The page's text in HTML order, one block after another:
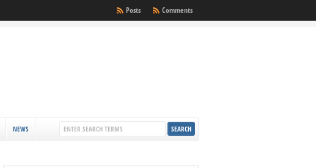
Comments
Posts
NEWS